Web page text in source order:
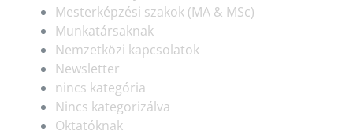
Mesterképzési szakok (MA & MSc)
Munkatársaknak
Nemzetközi kapcsolatok
Newsletter
nincs kategória
Nincs kategorizálva
Oktatóknak